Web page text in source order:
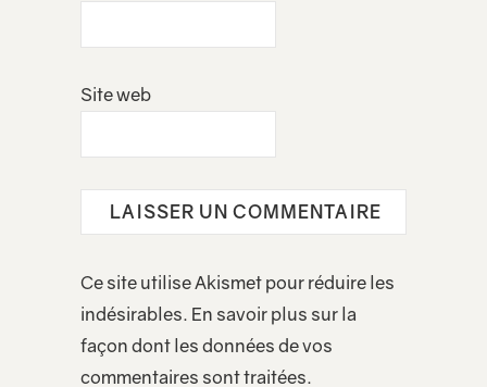
Site web
Ce site utilise Akismet pour réduire les
indésirables. En savoir plus sur la
façon dont les données de vos
commentaires sont traitées.